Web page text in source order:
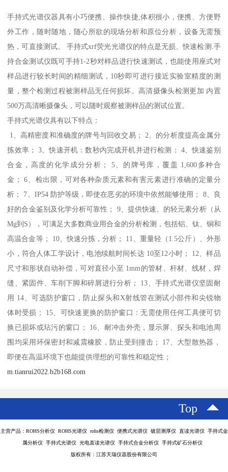
手持式光谱仪器具有小巧便携、操作快捷,体积很小，便携、方便野
外工作，随时随地，随心所欲的现场分析和原位分析，设备无需预
热，可直接测试。 手持式xrf荧光光谱仪的特点是无损、快速检测.手
持合金测试仪既可手持1-2秒对样品进行快速测试，也能使用座式对
样品进行较长时间的精细测试，10秒即可进行接近实验室精度的测
量，整个检测过程被测样品无任何损坏。高清摄像头检测更加 内置
500万高清晰摄像头，可以随时观察被测样品的测试位置。
手持式光谱仪具有以下特点：
1、高精密度和准确度的牌号与回收交易； 2、的分析度提高金属分
拣效率； 3、快速开机：数秒内完成开机并进行检测； 4、快速鉴别
合金，高度的化学成分分析； 5、的牌号库，覆盖 1,600多种合
金； 6、检出限，可对各种杂质元素和有害元素进行准确的定量分
析； 7、IP54 防护等级，即使在恶劣的环境中依然能够使用； 8、良
好的合金鉴别及化学分析可靠性； 9、提供快速、的轻元素分析（从
Mg到S），可满足大多数商业用合金的分析检测，包括铝、钛、铜和
高温合金等； 10、快速分拣，分析； 11、重量轻（1.5公斤）、外形
小，符合人体工学设计，电池续航时间长达 10至12小时； 12、样品
尺寸和形状自动补偿，可对直径小至 1mm的管材、杆材、线材，焊
缝、紧固件、车削下脚和碎屑进行分析； 13、手持式光谱仪坚固耐
用 14、可选防护窗口，防止探头和X射线管在测试小部件和尖锐物
体时受损； 15、可快速更换的防护窗口：无需使用任何工具便可切
换已损坏或玷污的窗口； 16、耐冲击外壳，显示屏、探头和电池周
围均采用环保密封和减震橡胶，防止受到撞击； 17、大型散热器，
即便在高温环境下也能提供理想的可靠性和稳定性；
m.tianrui2022.b2b168.com
Top
主营产品：ROHS分析仪 ROHS光谱仪 rohs检测仪 便携式光谱仪 镀层测厚仪 直读光谱仪 手持式金
属分析仪 手持式光谱仪 光电直读光谱仪 手持式合金分析仪 手持式矿石分析仪
版权所有：江苏天瑞仪器股份有限公司